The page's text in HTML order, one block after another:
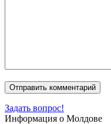
Задать вопрос!
Информация о Молдове